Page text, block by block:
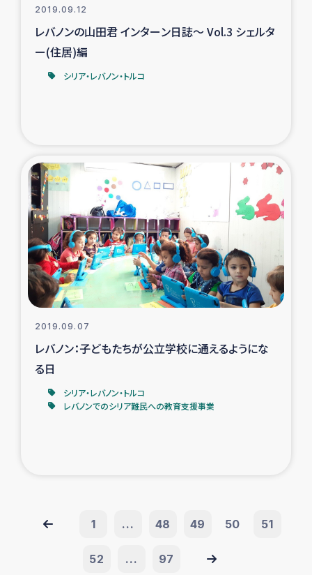
2019.09.12
レバノンの山田君 インターン日誌～ Vol.3 シェルタ
ー(住居)編
シリア・レバノン・トルコ
2019.09.07
レバノン：子どもたちが公立学校に通えるようにな
る日
シリア・レバノン・トルコ
レバノンでのシリア難民への教育支援事業
1 ... 48 49 50 51
52 ... 97